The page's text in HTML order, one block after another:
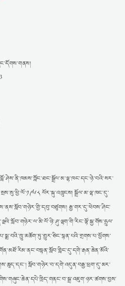
ལོར་སྐུ་འཁྲུངས། སྒྲོལ་མ་ལྷ་ཁང་དུ་
རྒྱ་གར་དུ་ཕེབས་ཤིང་
སློབ་གཉེར་བ་དགེ་འདུན་བརྒྱ་ཕྲག་དུ་མར་